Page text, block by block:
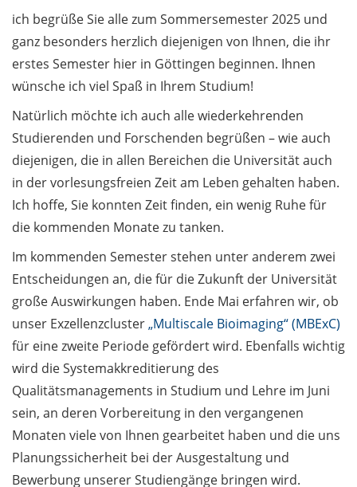
Erinnerung:
Anmeldung zur
Townhall mit
Präsidium am
Donnerstag, 24.
April 2025 /
Reminder:
Registration for
townhall with
Presidential Board
on Thursday, 24
April 2025
Forellenverkauf am
16. April 2025 / Trout
sale on 16 April 2025
100 Jahre
Quantenmechanik:
öffentliche
Ringvorlesung
beginnt am 22. April
2025 / 100 years of
mechanics: public
ich begrüße Sie alle zum Sommersemester 2025 und
ganz besonders herzlich diejenigen von Ihnen, die ihr
erstes Semester hier in Göttingen beginnen. Ihnen
wünsche ich viel Spaß in Ihrem Studium!
Natürlich möchte ich auch alle wiederkehrenden
Studierenden und Forschenden begrüßen – wie auch
diejenigen, die in allen Bereichen die Universität auch
in der vorlesungsfreien Zeit am Leben gehalten haben.
Ich hoffe, Sie konnten Zeit finden, ein wenig Ruhe für
die kommenden Monate zu tanken.
Im kommenden Semester stehen unter anderem zwei
Entscheidungen an, die für die Zukunft der Universität
große Auswirkungen haben. Ende Mai erfahren wir, ob
unser Exzellenzcluster„Multiscale Bioimaging“ (MBExC)
für eine zweite Periode gefördert wird. Ebenfalls wichtig
wird die Systemakkreditierung des
Qualitätsmanagements in Studium und Lehre im Juni
sein, an deren Vorbereitung in den vergangenen
Monaten viele von Ihnen gearbeitet haben und die uns
Planungssicherheit bei der Ausgestaltung und
Bewerbung unserer Studiengänge bringen wird.